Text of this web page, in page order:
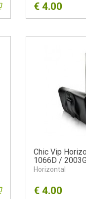
€ 4.00
Chic Vip
1066D /
Horizontal
€ 4.00